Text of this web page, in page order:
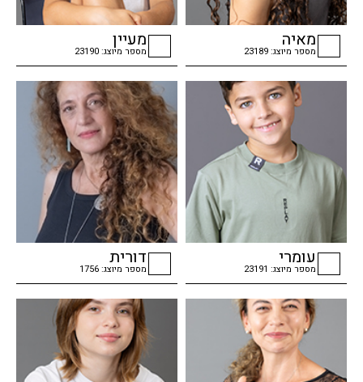
checkbox
מאיה
מספר מיוצג: 23189
checkbox
מעיין
מספר מיוצג: 23190
checkbox
עומרי
מספר מיוצג: 23191
checkbox
דורית
מספר מיוצג: 1756